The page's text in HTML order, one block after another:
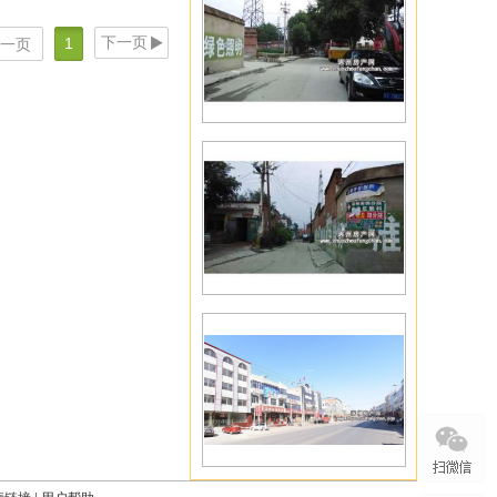
页 1 下一页